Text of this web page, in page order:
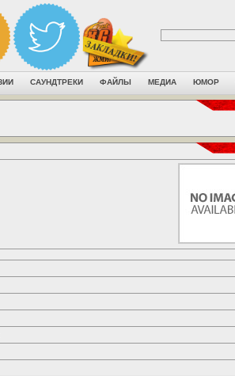
САУНДТРЕКИ ФАЙЛЫ МЕДИА ЮМОР